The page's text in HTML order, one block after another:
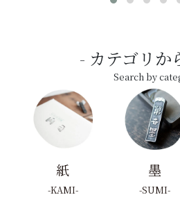
カテゴリか
Search by
紙
KAMI
墨
SUMI